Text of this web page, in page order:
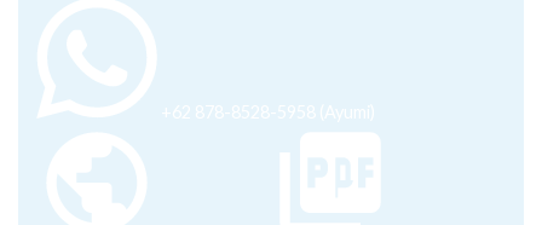
+62 878-8528-5958 (Ayumi)